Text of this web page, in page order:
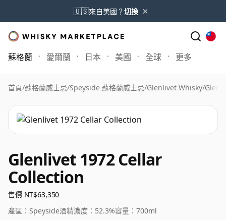
🇺🇸來自美國？切換 ×
蘇格蘭 愛爾蘭 日本 美國 全球 更多
首頁/蘇格蘭威士忌/Speyside 蘇格蘭威士忌/Glenlivet Whisky/
Glenlivet 1972 Cellar
Collection
售價 NT$63,350
產區： Speyside酒精濃度： 52.3%容量： 700ml